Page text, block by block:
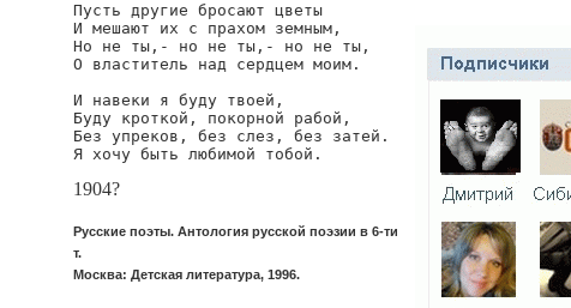
Пусть другие бросают цветы
И мешают их с прахом земным,
Но не ты,- но не ты,- но не ты,
О властитель над сердцем моим.
И навеки я буду твоей,
Буду кроткой, покорной рабой,
Без упреков, без слез, без затей.
Я хочу быть любимой тобой.
1904?
Русские поэты. Антология русской поэзии в 6-ти
т.
Москва: Детская литература, 1996.